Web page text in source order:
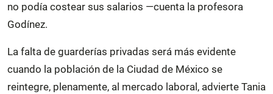
no podía costear sus salarios —cuenta la profesora
Godínez.
La falta de guarderías privadas será más evidente
cuando la población de la Ciudad de México se
reintegre, plenamente, al mercado laboral, advierte Tania